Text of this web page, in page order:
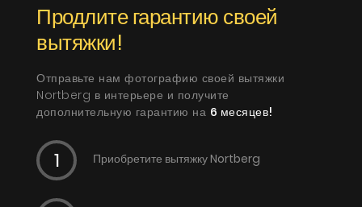
Продлите гарантию своей
вытяжки!
Отправьте нам фотографию своей вытяжки
Nortberg в интерьере и получите
дополнительную гарантию на 6 месяцев!
Приобретите вытяжку Nortberg